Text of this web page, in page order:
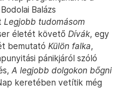
Balázs
Legjobb tudomásom
életét követő Dívák, egy
bemutató Külön falka,
pánikjáról szóló
A legjobb dolgokon bőgni
keretében vetítik még